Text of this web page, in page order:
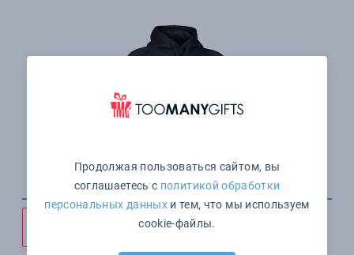
Продолжая пользоваться сайтом, вы
соглашаетесь с политикой обработки
персональных данныхи тем, что мы используем
cookie-файлы.